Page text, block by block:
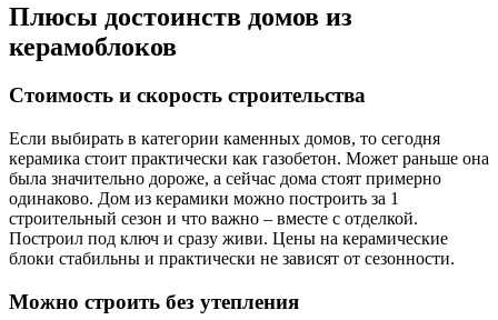
Плюсы достоинств домов из
керамоблоков
Стоимость и скорость строительства
Если выбирать в категории каменных домов, то сегодня
керамика стоит практически как газобетон. Может раньше она
была значительно дороже, а сейчас дома стоят примерно
одинаково. Дом из керамики можно построить за 1
строительный сезон и что важно – вместе с отделкой.
Построил под ключ и сразу живи. Цены на керамические
блоки стабильны и практически не зависят от сезонности.
Можно строить без утепления